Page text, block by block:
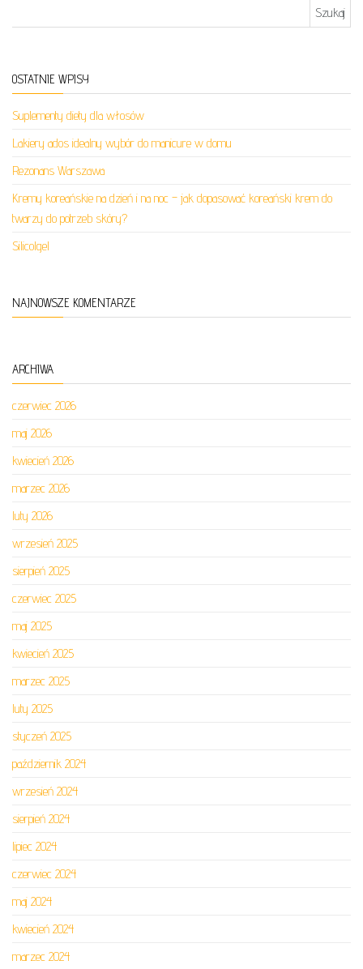
OSTATNIE WPISY
Suplementy diety dla włosów
Lakiery ados idealny wybór do manicure w domu
Rezonans Warszawa
Kremy koreańskie na dzień i na noc – jak dopasować koreański krem do
twarzy do potrzeb skóry?
Silicolgel
NAJNOWSZE KOMENTARZE
ARCHIWA
czerwiec 2026
maj 2026
kwiecień 2026
marzec 2026
luty 2026
wrzesień 2025
sierpień 2025
czerwiec 2025
maj 2025
kwiecień 2025
marzec 2025
luty 2025
styczeń 2025
październik 2024
wrzesień 2024
sierpień 2024
lipiec 2024
czerwiec 2024
maj 2024
kwiecień 2024
marzec 2024